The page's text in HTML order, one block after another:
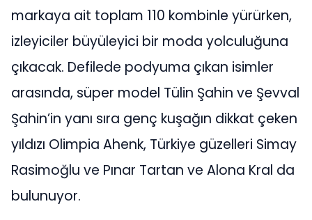
markaya ait toplam 110 kombinle yürürken,
izleyiciler büyüleyici bir moda yolculuğuna
çıkacak. Defilede podyuma çıkan isimler
arasında, süper model Tülin Şahin ve Şevval
Şahin’in yanı sıra genç kuşağın dikkat çeken
yıldızı Olimpia Ahenk, Türkiye güzelleri Simay
Rasimoğlu ve Pınar Tartan ve Alona Kral da
bulunuyor.